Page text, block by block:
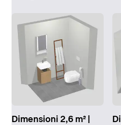
Dimensioni 2,6 m² |